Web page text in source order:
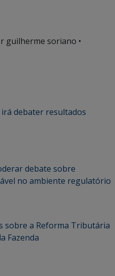
guilherme soriano •
irá debater resultados
debate sobre
no ambiente regulatório
sobre a Reforma Tributária
Fazenda